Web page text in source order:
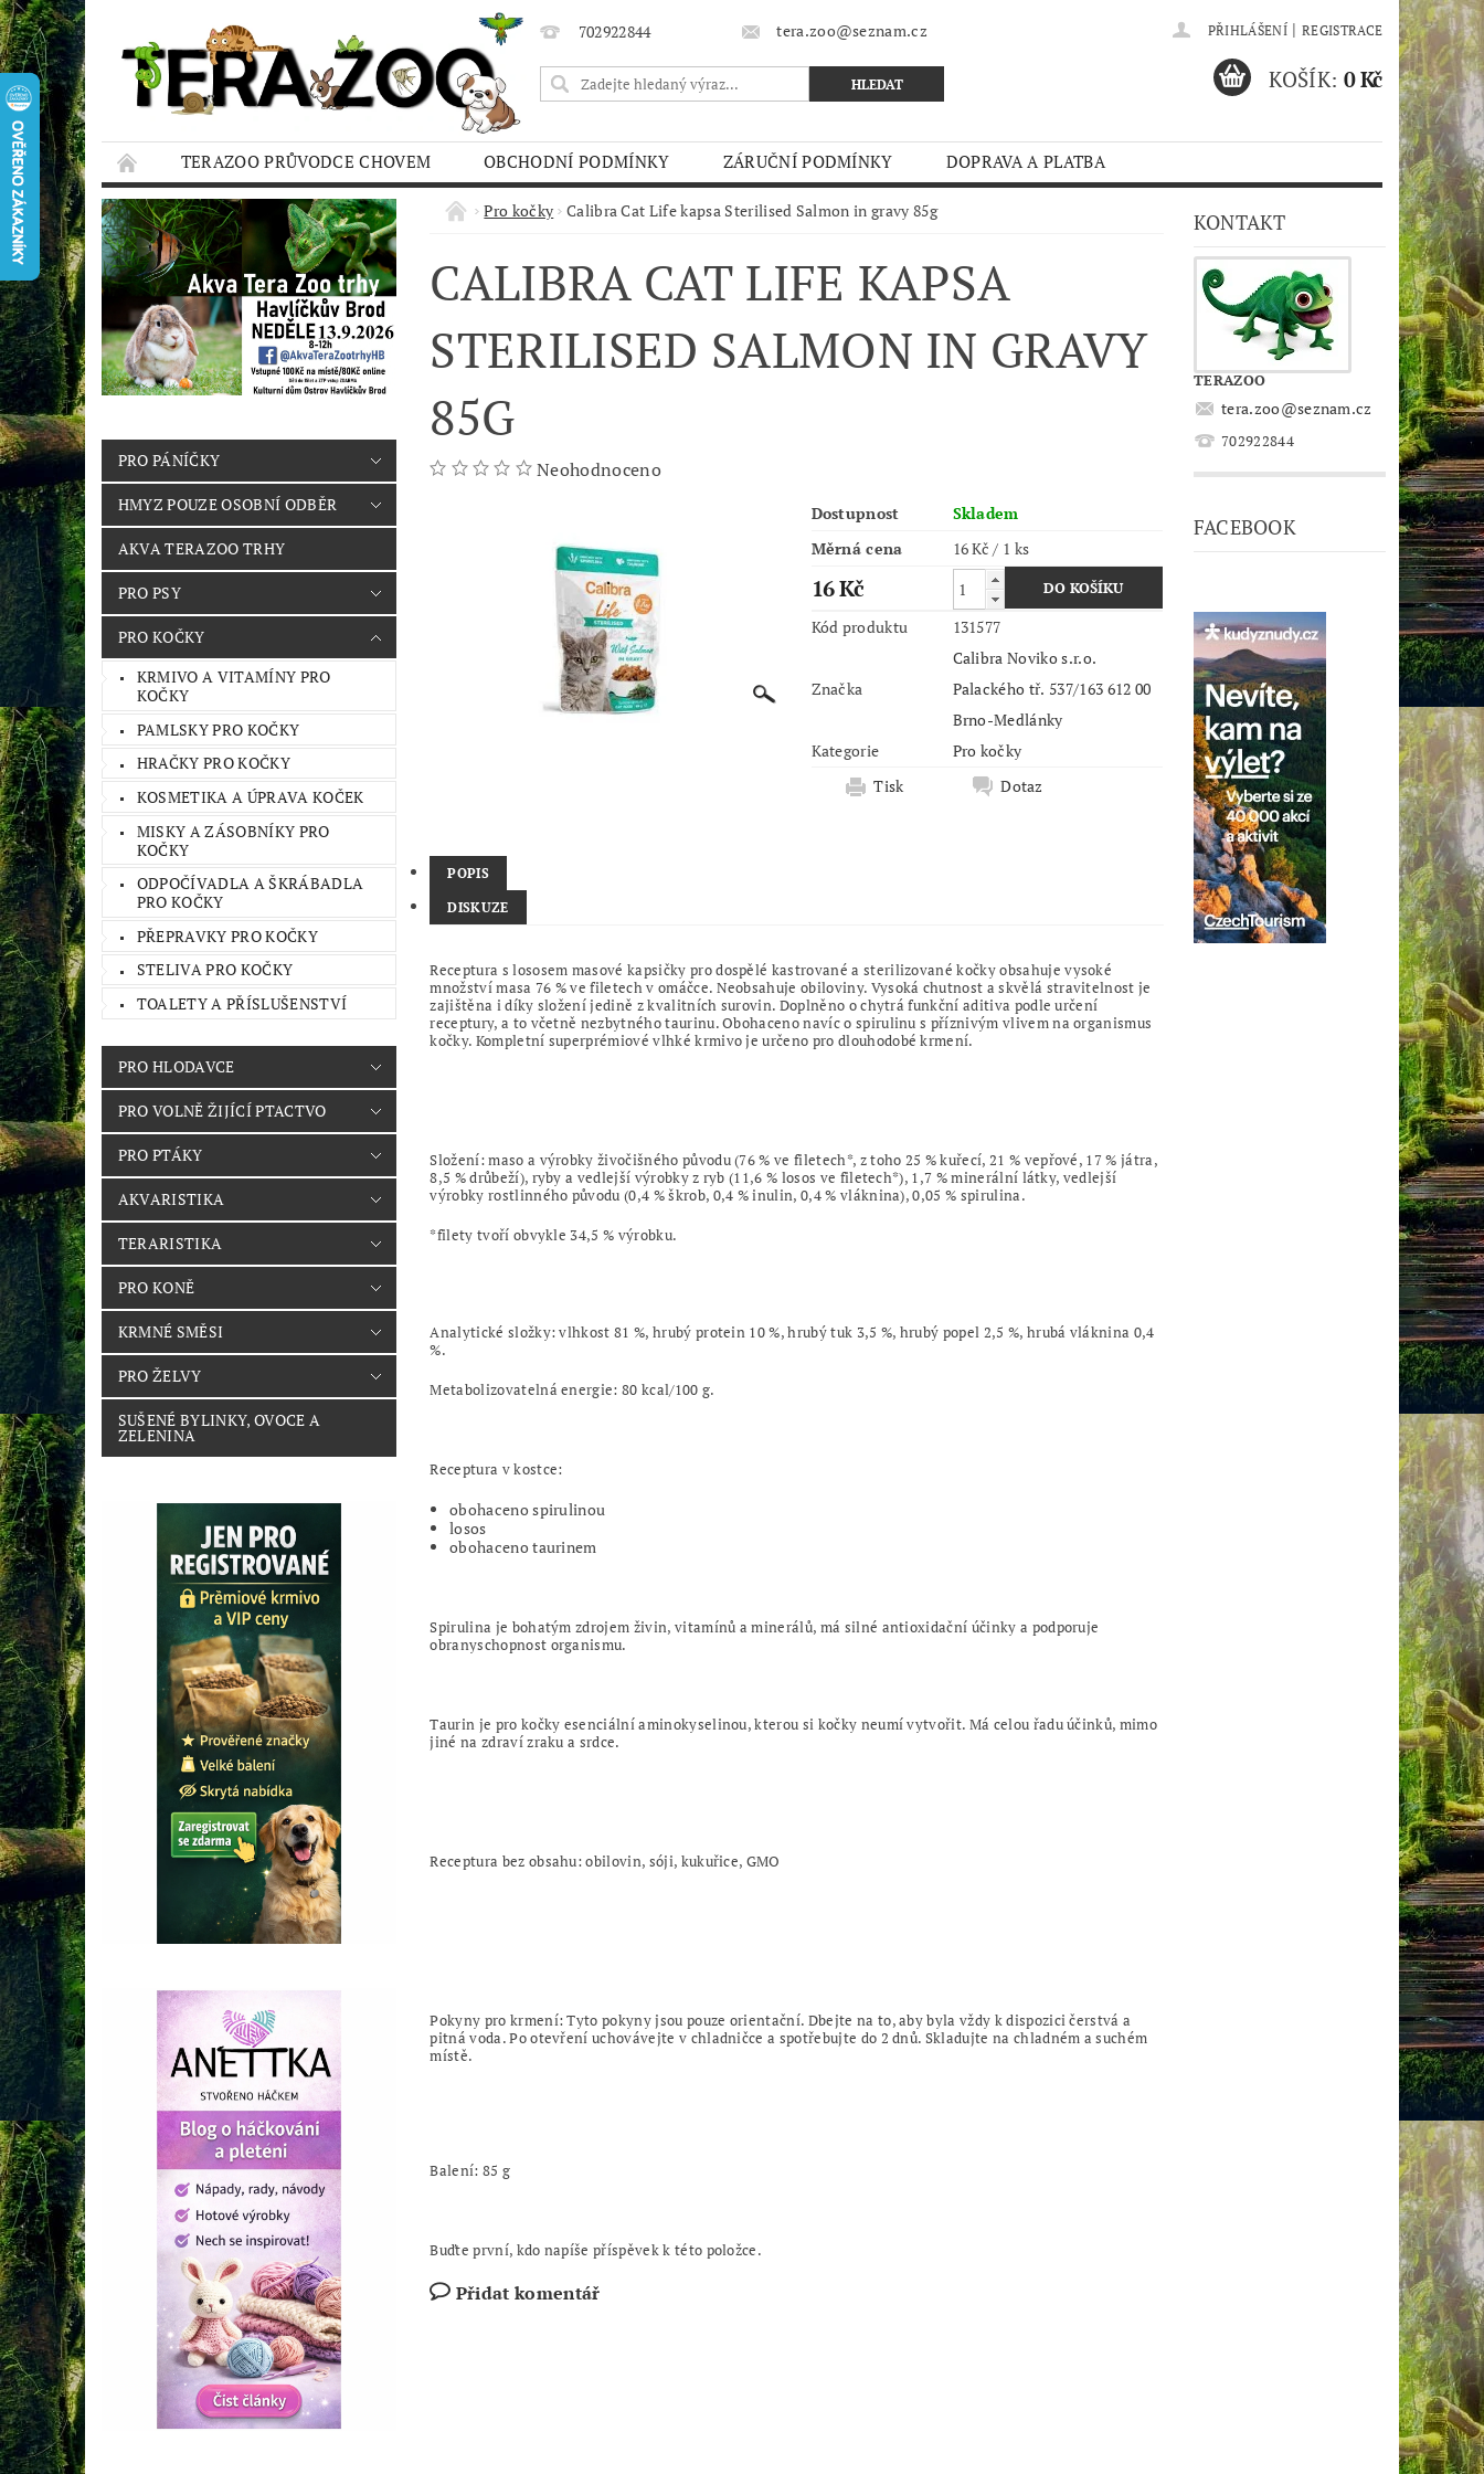
702922844 tera.zoo@seznam.cz PŘIHLÁŠENÍ | REGISTRACE
KOŠÍK: 0 Kč
TERAZOO PRŮVODCE CHOVEM OBCHODNÍ PODMÍNKY ZÁRUČNÍ PODMÍNKY
DOPRAVA A PLATBA
HODNOCENÍ OBCHODU
AQUA TERAZOO TRHY
PRO PÁNÍČKY
HMYZ POUZE OSOBNÍ ODBĚR
AKVA TERAZOO TRHY
PRO PSY
PRO KOČKY
KRMIVO A VITAMÍNY PRO
KOČKY
PAMLSKY PRO KOČKY
HRAČKY PRO KOČKY
KOSMETIKA A ÚPRAVA KOČEK
MISKY A ZÁSOBNÍKY PRO
KOČKY
ODPOČÍVADLA A ŠKRÁBADLA
PRO KOČKY
PŘEPRAVKY PRO KOČKY
STELIVA PRO KOČKY
TOALETY A PŘÍSLUŠENSTVÍ
PRO HLODAVCE
PRO VOLNĚ ŽIJÍCÍ PTACTVO
PRO PTÁKY
AKVARISTIKA
TERARISTIKA
PRO KONĚ
KRMNÉ SMĚSI
PRO ŽELVY
SUŠENÉ BYLINKY, OVOCE A
ZELENINA
Pro kočky Calibra Cat Life kapsa Sterilised Salmon in gravy 85g
CALIBRA CAT LIFE KAPSA
STERILISED SALMON IN GRAVY
85G
Neohodnoceno
Dostupnost
Skladem
Měrná cena
16 Kč / 1 ks
16 Kč
Kód produktu 131577
Značka
Calibra Noviko s.r.o.
Palackého tř. 537/163 612 00
Brno-Medlánky
Kategorie
Pro kočky
Tisk
Dotaz
POPIS
DISKUZE
Receptura s lososem masové kapsičky pro dospělé kastrované a sterilizované kočky obsahuje vysoké
množství masa 76 % ve filetech v omáčce. Neobsahuje obiloviny. Vysoká chutnost a skvělá stravitelnost je
zajištěna i díky složení jedině z kvalitních surovin. Doplněno o chytrá funkční aditiva podle určení
receptury, a to včetně nezbytného taurinu. Obohaceno navíc o spirulinu s příznivým vlivem na organismus
kočky. Kompletní superprémiové vlhké krmivo je určeno pro dlouhodobé krmení.
Složení:maso a výrobky živočišného původu (76 % ve filetech*, z toho 25 % kuřecí, 21 % vepřové, 17 % játra,
8,5 % drůbeží), ryby a vedlejší výrobky z ryb (11,6 % losos ve filetech*), 1,7 % minerální látky, vedlejší
výrobky rostlinného původu (0,4 % škrob, 0,4 % inulin, 0,4 % vláknina), 0,05 % spirulina.
*filety tvoří obvykle 34,5 % výrobku.
Analytické složky: vlhkost 81 %, hrubý protein 10 %, hrubý tuk 3,5 %, hrubý popel 2,5 %, hrubá vláknina 0,4
%.
Metabolizovatelná energie: 80 kcal/100 g.
Receptura v kostce:
obohaceno spirulinou
losos
obohaceno taurinem
Spirulina je bohatým zdrojem živin, vitamínů a minerálů, má silné antioxidační účinky a podporuje
obranyschopnost organismu.
Taurin je pro kočky esenciální aminokyselinou, kterou si kočky neumí vytvořit. Má celou řadu účinků, mimo
jiné na zdraví zraku a srdce.
Receptura bez obsahu: obilovin, sóji, kukuřice, GMO
Pokyny pro krmení:Tyto pokyny jsou pouze orientační. Dbejte na to, aby byla vždy k dispozici čerstvá a
pitná voda. Po otevření uchovávejte v chladničce a spotřebujte do 2 dnů. Skladujte na chladném a suchém
místě.
Balení: 85 g
Buďte první, kdo napíše příspěvek k této položce.
Přidat komentář
KONTAKT
TERAZOO
tera.zoo@seznam.cz
702922844
FACEBOOK